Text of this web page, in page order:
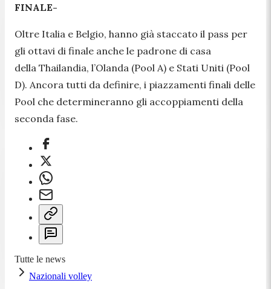
FINALE-
Oltre Italia e Belgio, hanno già staccato il pass per
gli ottavi di finale anche le padrone di casa
della Thailandia, l’Olanda (Pool A) e Stati Uniti (Pool
D). Ancora tutti da definire, i piazzamenti finali delle
Pool che determineranno gli accoppiamenti della
seconda fase.
Tutte le news
Nazionali volley